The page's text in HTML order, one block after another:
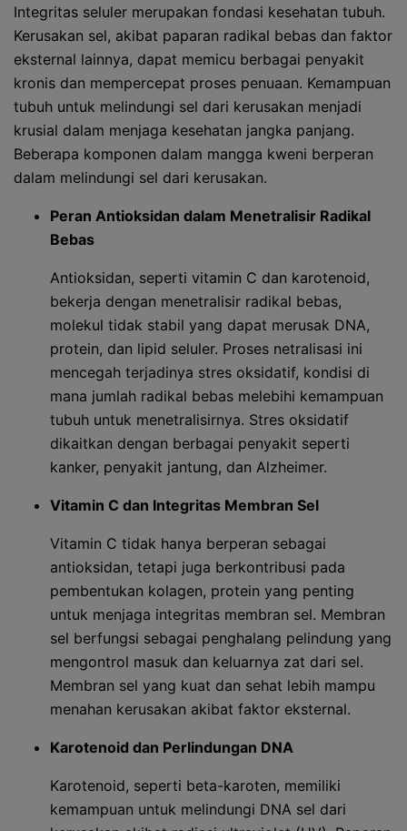
Integritas seluler merupakan fondasi kesehatan tubuh.
Kerusakan sel, akibat paparan radikal bebas dan faktor
eksternal lainnya, dapat memicu berbagai penyakit
kronis dan mempercepat proses penuaan. Kemampuan
tubuh untuk melindungi sel dari kerusakan menjadi
krusial dalam menjaga kesehatan jangka panjang.
Beberapa komponen dalam mangga kweni berperan
dalam melindungi sel dari kerusakan.
Peran Antioksidan dalam Menetralisir Radikal
Bebas
Antioksidan, seperti vitamin C dan karotenoid,
bekerja dengan menetralisir radikal bebas,
molekul tidak stabil yang dapat merusak DNA,
protein, dan lipid seluler. Proses netralisasi ini
mencegah terjadinya stres oksidatif, kondisi di
mana jumlah radikal bebas melebihi kemampuan
tubuh untuk menetralisirnya. Stres oksidatif
dikaitkan dengan berbagai penyakit seperti
kanker, penyakit jantung, dan Alzheimer.
Vitamin C dan Integritas Membran Sel
Vitamin C tidak hanya berperan sebagai
antioksidan, tetapi juga berkontribusi pada
pembentukan kolagen, protein yang penting
untuk menjaga integritas membran sel. Membran
sel berfungsi sebagai penghalang pelindung yang
mengontrol masuk dan keluarnya zat dari sel.
Membran sel yang kuat dan sehat lebih mampu
menahan kerusakan akibat faktor eksternal.
Karotenoid dan Perlindungan DNA
Karotenoid, seperti beta-karoten, memiliki
kemampuan untuk melindungi DNA sel dari